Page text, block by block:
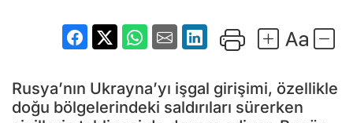
Rusya’nın Ukrayna’yı işgal girişimi, özellikle
doğu bölgelerindeki saldırıları sürerken